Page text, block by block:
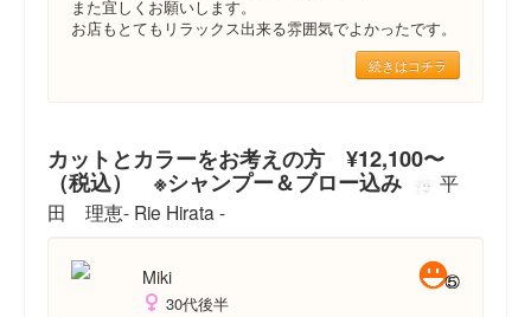
また宜しくお願いします。
お店もとてもリラックス出来る雰囲気でよかったです。
続きはコチラ
カットとカラーをお考えの方 ¥12,100〜
（税込） ※シャンプー＆ブロー込み
平
田 理恵- Rie Hirata -
Miki
30代後半